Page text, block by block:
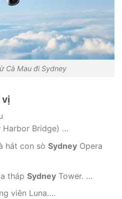
Cà Mau đi Sydney
Harbor Bridge) …
hát con sò SydneyOpera
tháp SydneyTower. …
viên Luna….